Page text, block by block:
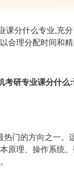
课分什么专业,充
合理分配时间和
考研专业课分什
门的方向之一
原理、操作系统